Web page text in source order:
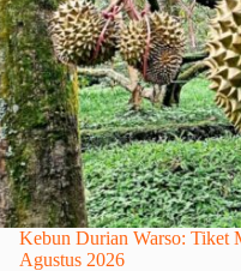
Kebun Durian Warso: Tiket
Agustus 2026